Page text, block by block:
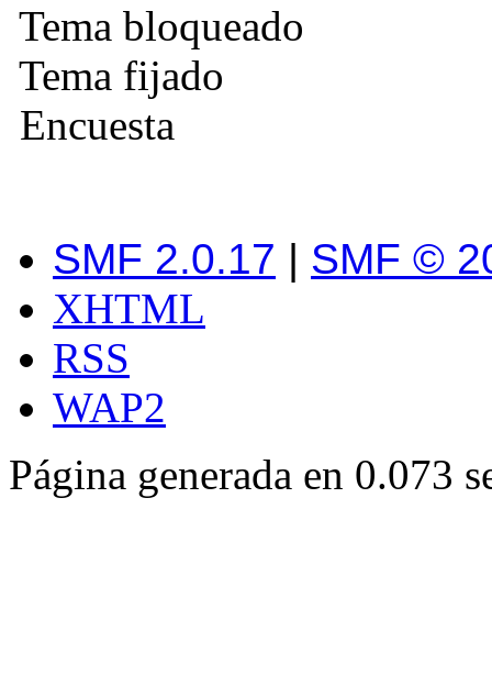
Tema bloqueado
Tema fijado
Encuesta
SMF 2.0.17 | SMF ©
XHTML
RSS
WAP2
Página generada en 0.073